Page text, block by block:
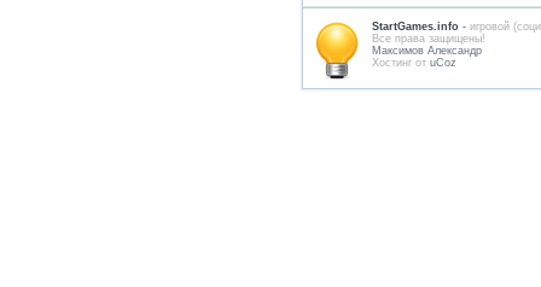
StartGames.info - игровой
Всe права защищены!
Максимов Александр
Хостинг от uCoz